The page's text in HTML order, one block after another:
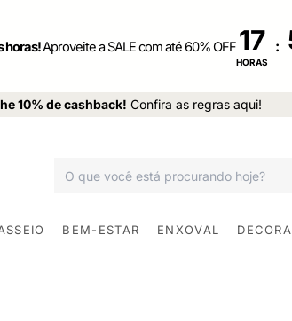
horas!Aproveite a SALE com até 60% OFF 17
HORAS
:
10% de cashback! Confira as regras aqui!
BEM-ESTAR ENXOVAL